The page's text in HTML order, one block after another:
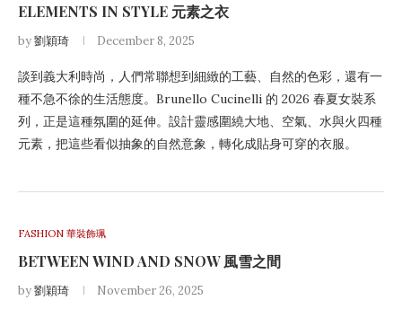
ELEMENTS IN STYLE 元素之衣
by劉穎琦 December 8, 2025
談到義大利時尚，人們常聯想到細緻的工藝、自然的色彩，還有一
種不急不徐的生活態度。Brunello Cucinelli 的 2026 春夏女裝系
列，正是這種氛圍的延伸。設計靈感圍繞大地、空氣、水與火四種
元素，把這些看似抽象的自然意象，轉化成貼身可穿的衣服。
FASHION 華裝飾珮
BETWEEN WIND AND SNOW 風雪之間
by劉穎琦 November 26, 2025